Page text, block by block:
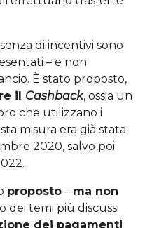
di incentivi sono
– e non
È stato proposto,
il Cashback, ossia un
che utilizzano i
misura era già stata
2020, salvo poi
proposto – ma non
dei temi più discussi
dei pagamenti